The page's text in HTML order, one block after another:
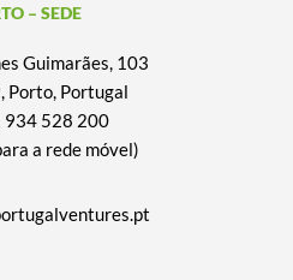
– SEDE
Guimarães, 103
Porto, Portugal
934 528 200
a rede móvel)